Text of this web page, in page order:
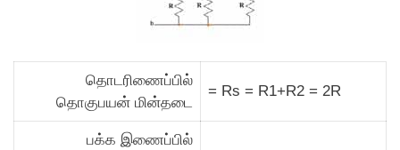
தொடரிணைப்பில்
தொகுபயன் மின்தடை
= Rs = R1+R2 = 2R
பக்க இணைப்பில்